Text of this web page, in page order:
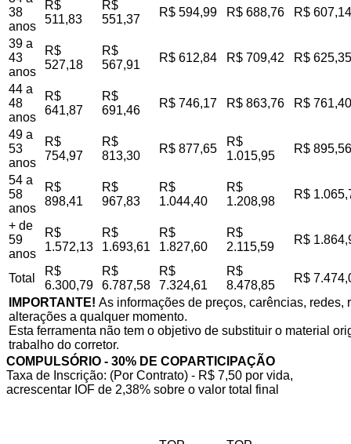
38
anos
R$
511,83
R$
551,37
R$ 594,99 R$ 688,76 R$ 607,14
39 a
43
anos
R$
527,18
R$
567,91
R$ 612,84 R$ 709,42 R$ 625,35
44 a
48
anos
R$
641,87
R$
691,46
R$ 746,17 R$ 863,76 R$ 761,40
49 a
53
anos
R$
754,97
R$
813,30
R$ 877,65
R$
1.015,95
R$ 895,56
54 a
58
anos
R$
898,41
R$
967,83
R$
1.044,40
R$
1.208,98
R$
+ de
59
anos
R$
1.572,13
R$
1.693,61
R$
1.827,60
R$
2.115,59
R$
Total
R$
6.300,79
R$
6.787,58
R$
7.324,61
R$
8.478,85
R$
IMPORTANTE! As informações de preços, carências,
alterações a qualquer momento.
Esta ferramenta não tem o objetivo de substituir o material
trabalho do corretor.
COMPULSÓRIO - 30% DE COPARTICIPAÇÃO
Taxa de Inscrição: (Por Contrato) - R$ 7,50 por vida,
acrescentar IOF de 2,38% sobre o valor total final